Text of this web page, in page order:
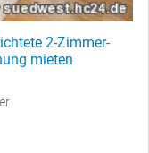
2-Zimmer-
mieten